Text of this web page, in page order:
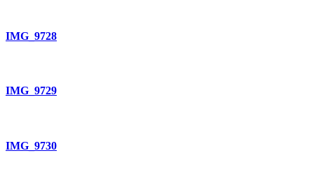
IMG_9728
IMG_9729
IMG_9730